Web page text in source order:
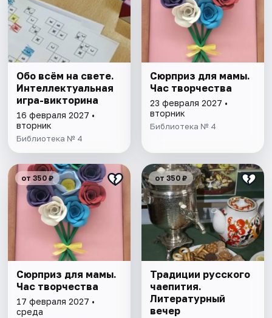
Обо всём на свете.
Интеллектуальная
игра-викторина
16 февраля 2027 •
вторник
Библиотека № 4
Сюрприз для мамы.
Час творчества
23 февраля 2027 •
вторник
Библиотека № 4
от 350 ₽
Сюрприз для мамы.
Час творчества
17 февраля 2027 •
среда
от 350 ₽
Традиции русского
чаепития.
Литературный
вечер